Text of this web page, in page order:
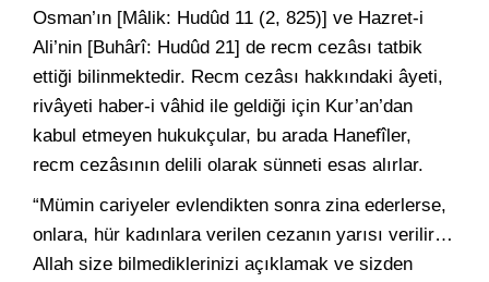
Osman’ın [Mâlik: Hudûd 11 (2, 825)] ve Hazret-i
Ali’nin [Buhârî: Hudûd 21] de recm cezâsı tatbik
ettiği bilinmektedir. Recm cezâsı hakkındaki âyeti,
rivâyeti haber-i vâhid ile geldiği için Kur’an’dan
kabul etmeyen hukukçular, bu arada Hanefîler,
recm cezâsının delili olarak sünneti esas alırlar.
“Mümin cariyeler evlendikten sonra zina ederlerse,
onlara, hür kadınlara verilen cezanın yarısı verilir…
Allah size bilmediklerinizi açıklamak ve sizden